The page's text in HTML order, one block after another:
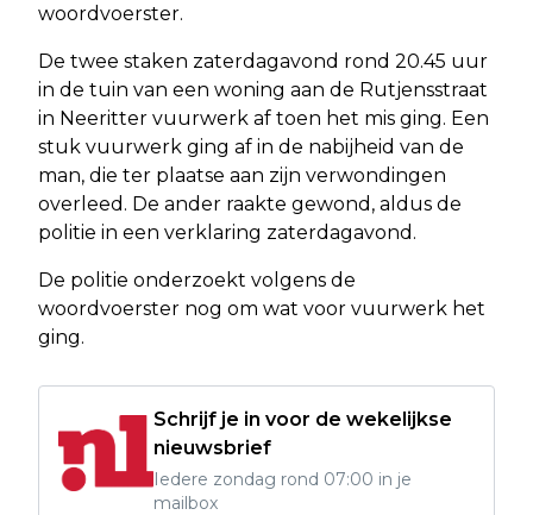
woordvoerster.
De twee staken zaterdagavond rond 20.45 uur
in de tuin van een woning aan de Rutjensstraat
in Neeritter vuurwerk af toen het mis ging. Een
stuk vuurwerk ging af in de nabijheid van de
man, die ter plaatse aan zijn verwondingen
overleed. De ander raakte gewond, aldus de
politie in een verklaring zaterdagavond.
De politie onderzoekt volgens de
woordvoerster nog om wat voor vuurwerk het
ging.
Schrijf je in voor de wekelijkse
nieuwsbrief
Iedere zondag rond 07:00 in je
mailbox